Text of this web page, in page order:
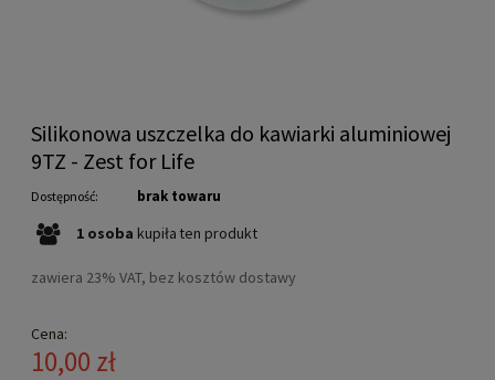
Silikonowa uszczelka do kawiarki aluminiowej
9TZ - Zest for Life
Dostępność: brak towaru
1 osoba kupiła ten produkt
zawiera 23% VAT, bez kosztów dostawy
Cena:
10,00 zł